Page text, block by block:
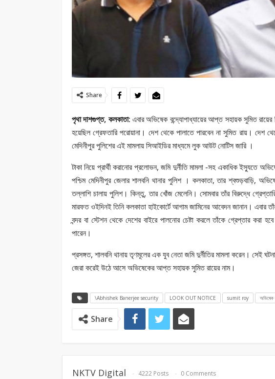
Share
পৃথা দাশগুপ্ত, কলকাতা: এবার অভিষেক বন্দ্যোপাধ্যায়ের আপ্ত সহায়ক সুমিত
হয়েছিল গ্রেফতারি পরোয়ানা। দেশ থেকে পালাতে পারবেন না সুমিত রায়।‌ দেশ
মেদিনীপুর পুলিশের এই মামলায় সিআইডির মাধ্যমে লুক আউট নোটিস জারি ।
টাকা নিয়ে প্রার্থী করানোর প্রলোভন, জমি দুর্নীতি মামলা -সহ একাধিক ইস্যুতে
পশ্চিম মেদিনীপুর জেলার শালবনি থানার পুলিশ ।‌ কলকাতা, তার শ্বশুড়বাড়ি,
তল্লাশি চালায় পুলিশ। কিন্তু, তার খোঁজ মেলেনি। সোমবার তাঁর বিরুদ্ধে
মারফত ওইদিন‌ই তিনি কলকাতা হাইকোর্টে আগাম জামিনের আবেদন জানান। এবার
বন্দর বা স্টেশন থেকে দেশের বাইরে পালনোর চেষ্টা করলে তাঁকে গ্রেপ্তার করা
পারেন।
প্রসঙ্গত, শালবনি থানায় তৃণমূলের এক যুব নেতা জমি দুর্নীতির মামলা করেন। সেই
জেরা করেই উঠে আসে অভিষেকের আপ্ত সহায়ক সুমিত রায়ের নাম।
\Abhishek Banerjee security LOOK OUT NOTICE sumit roy অভিষেক
Share
NKTV Digital 4222 Posts 0 Comments